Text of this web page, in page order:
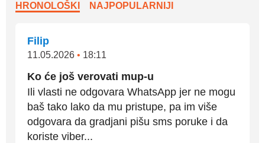
HRONOLOŠKI NAJPOPULARNIJI
Filip
11.05.2026 • 18:11
Ko će još verovati mup-u
Ili vlasti ne odgovara WhatsApp jer ne mogu
baš tako lako da mu pristupe, pa im više
odgovara da gradjani pišu sms poruke i da
koriste viber...